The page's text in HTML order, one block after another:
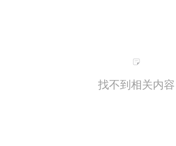
找不到相关内容